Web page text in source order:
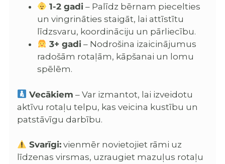
1-2 gadi – Palīdz bērnam piecelties
un vingrināties staigāt, lai attīstītu
līdzsvaru, koordināciju un pārliecību.
3+ gadi – Nodrošina izaicinājumus
radošām rotaļām, kāpšanai un lomu
spēlēm.
Vecākiem – Var izmantot, lai izveidotu
aktīvu rotaļu telpu, kas veicina kustību un
patstāvīgu darbību.
Svarīgi: vienmēr novietojiet rāmi uz
līdzenas virsmas, uzraugiet mazuļus rotaļu